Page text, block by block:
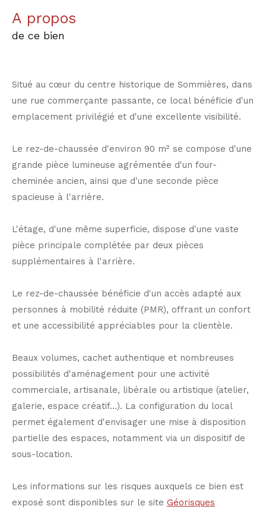
a propos
de ce bien
Situé au cœur du centre historique de Sommières, dans
une rue commerçante passante, ce local bénéficie d'un
emplacement privilégié et d'une excellente visibilité.
Le rez-de-chaussée d'environ 90 m² se compose d'une
grande pièce lumineuse agrémentée d'un four-
cheminée ancien, ainsi que d'une seconde pièce
spacieuse à l'arrière.
L'étage, d'une même superficie, dispose d'une vaste
pièce principale complétée par deux pièces
supplémentaires à l'arrière.
Le rez-de-chaussée bénéficie d'un accès adapté aux
personnes à mobilité réduite (PMR), offrant un confort
et une accessibilité appréciables pour la clientèle.
Beaux volumes, cachet authentique et nombreuses
possibilités d'aménagement pour une activité
commerciale, artisanale, libérale ou artistique (atelier,
galerie, espace créatif...). La configuration du local
permet également d'envisager une mise à disposition
partielle des espaces, notamment via un dispositif de
sous-location.
Les informations sur les risques auxquels ce bien est
exposé sont disponibles sur le site Géorisques